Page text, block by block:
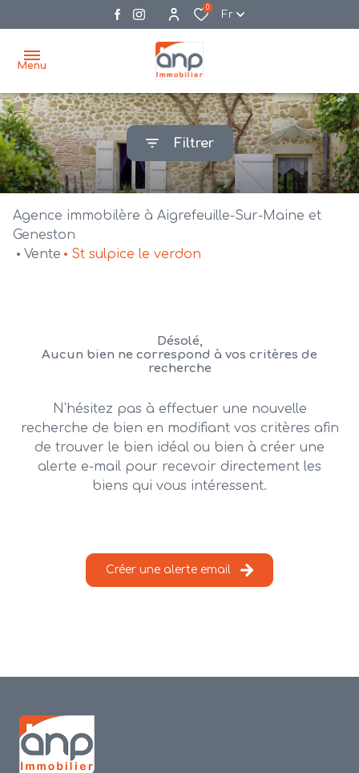
0
Fr
Menu
accueil
acheter
biens
vente
bien
nos
agences
mail
contact
Filtrer
Agence immobilère à Aigrefeuille-Sur-Maine et
Geneston
Vente
St sulpice le verdon
Désolé,
Aucun bien ne correspond à vos critères de
recherche
N'hésitez pas à effectuer une nouvelle
recherche de bien en modifiant vos critères afin
de trouver le bien idéal ou bien à créer une
alerte e-mail pour recevoir directement les
biens qui vous intéressent.
Créer une alerte email